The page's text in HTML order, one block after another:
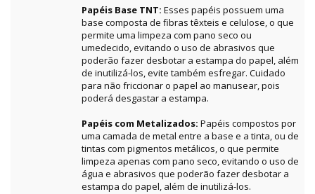
Papéis Base TNT: Esses papéis possuem uma
base composta de fibras têxteis e celulose, o que
permite uma limpeza com pano seco ou
umedecido, evitando o uso de abrasivos que
poderão fazer desbotar a estampa do papel, além
de inutilizá-los, evite também esfregar. Cuidado
para não friccionar o papel ao manusear, pois
poderá desgastar a estampa.
Papéis com Metalizados: Papéis compostos por
uma camada de metal entre a base e a tinta, ou de
tintas com pigmentos metálicos, o que permite
limpeza apenas com pano seco, evitando o uso de
água e abrasivos que poderão fazer desbotar a
estampa do papel, além de inutilizá-los.